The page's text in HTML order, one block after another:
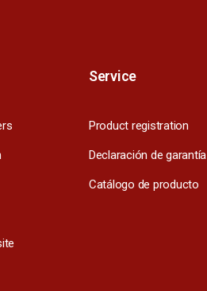
Service
Product registration
Declaración de garantía
Catálogo de producto